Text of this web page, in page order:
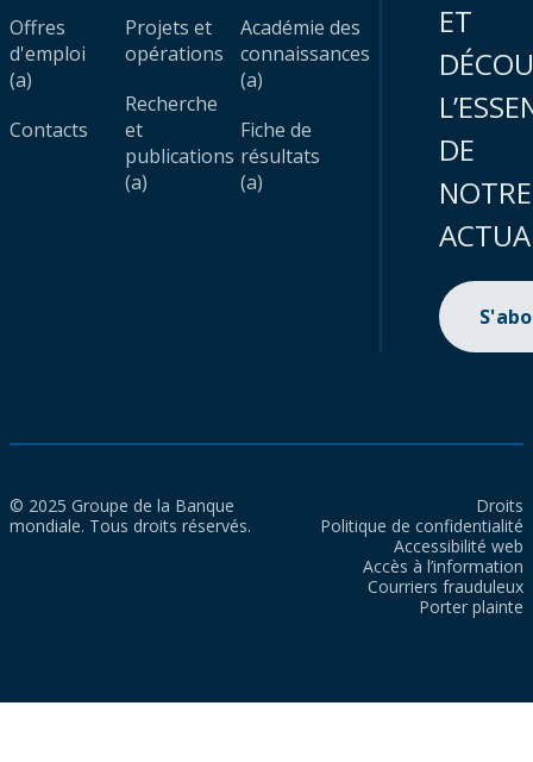
Offres
d'emploi
(a)
Contacts
Projets et
opérations
Recherche
et
publications
(a)
Académie des
connaissances
(a)
Fiche de
résultats
(a)
ET
DE
NOTRE
© 2025 Groupe de la Banque
mondiale. Tous droits réservés.
Droits
Politique de confidentialité
Accessibilité web
Accès à l’information
Courriers frauduleux
Porter plainte